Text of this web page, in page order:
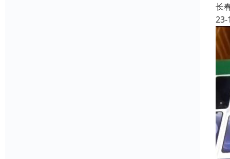
长
23-